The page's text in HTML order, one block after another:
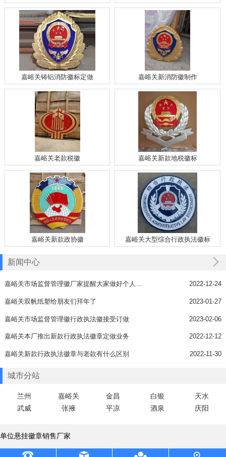
嘉峪关铸铝消防徽标定做 嘉峪关新消防徽制作
嘉峪关老款税徽 嘉峪关新款地税徽标
嘉峪关新款政协徽 嘉峪关大型综合行政执法徽标
新闻中心
嘉峪关市场监督管理徽厂家提醒大家做好个人防护 2022-12-24
嘉峪关双帆纸塑给朋友们拜年了 2023-01-27
嘉峪关市场监督管理徽行政执法徽接受订做 2023-02-06
嘉峪关本厂推出新款行政执法徽章定做业务 2022-12-12
嘉峪关新款行政执法徽章与老款有什么区别 2022-11-30
城市分站
兰州 嘉峪关 金昌 白银
天水
武威
张掖 平凉 酒泉 庆阳
单位悬挂徽章销售厂家